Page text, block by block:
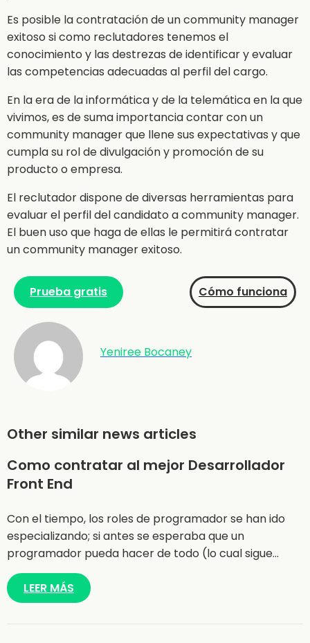
Es posible la contratación de un community manager
exitoso si como reclutadores tenemos el
conocimiento y las destrezas de identificar y evaluar
las competencias adecuadas al perfil del cargo.
En la era de la informática y de la telemática en la que
vivimos, es de suma importancia contar con un
community manager que llene sus expectativas y que
cumpla su rol de divulgación y promoción de su
producto o empresa.
El reclutador dispone de diversas herramientas para
evaluar el perfil del candidato a community manager.
El buen uso que haga de ellas le permitirá contratar
un community manager exitoso.
Prueba gratis Cómo funciona
Yeniree Bocaney
Other similar news articles
Como contratar al mejor Desarrollador
Front End
Con el tiempo, los roles de programador se han ido
especializando; si antes se esperaba que un
programador pueda hacer de todo (lo cual sigue…
LEER MÁS